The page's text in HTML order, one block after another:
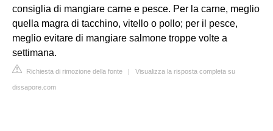
consiglia di mangiare carne e pesce. Per la carne, meglio
quella magra di tacchino, vitello o pollo; per il pesce,
meglio evitare di mangiare salmone troppe volte a
settimana.
Richiesta di rimozione della fonte | Visualizza la risposta completa su
dissapore.com